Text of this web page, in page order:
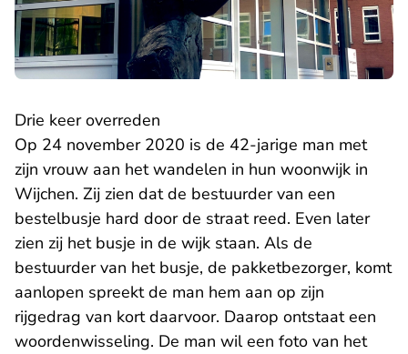
Drie keer overreden
Op 24 november 2020 is de 42-jarige man met
zijn vrouw aan het wandelen in hun woonwijk in
Wijchen. Zij zien dat de bestuurder van een
bestelbusje hard door de straat reed. Even later
zien zij het busje in de wijk staan. Als de
bestuurder van het busje, de pakketbezorger, komt
aanlopen spreekt de man hem aan op zijn
rijgedrag van kort daarvoor. Daarop ontstaat een
woordenwisseling. De man wil een foto van het